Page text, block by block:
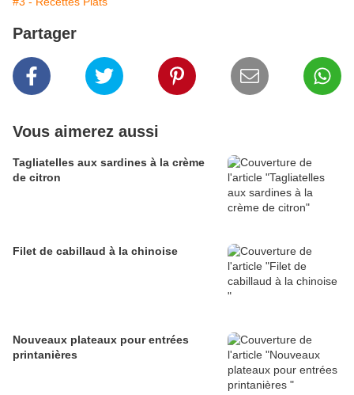
Partager
Vous aimerez aussi
Tagliatelles aux sardines à la crème
de citron
Filet de cabillaud à la chinoise
Nouveaux plateaux pour entrées
printanières